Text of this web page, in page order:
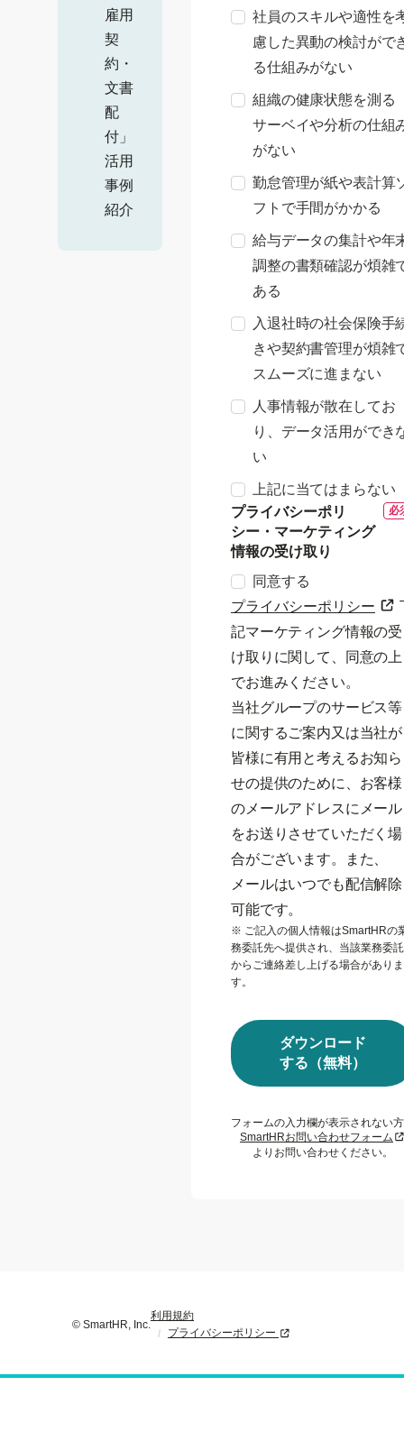
雇用
契
約・
文書
配
付」
活用
事例
紹介
社員のスキルや適性を
慮した異動の検討がで
る仕組みがない
組織の健康状態を測る
サーベイや分析の仕組
がない
勤怠管理が紙や表計算
フトで手間がかかる
給与データの集計や年
調整の書類確認が煩雑
ある
入退社時の社会保険手
きや契約書管理が煩雑
スムーズに進まない
人事情報が散在してお
り、データ活用ができ
い
上記に当てはまらない
プライバシーポリ
シー・マーケティング
情報の受け取り
同意する
プライバシーポリシー
記マーケティング情報の受
け取りに関して、同意の上
でお進みください。
当社グループのサービス等
に関するご案内又は当社が
皆様に有用と考えるお知ら
せの提供のために、お客様
のメールアドレスにメール
をお送りさせていただく場
合がございます。また、
メールはいつでも配信解除
可能です。
※ ご記入の個人情報はSmartHRの
務委託先へ提供され、当該業務委
からご連絡差し上げる場合がありま
す。
ダウンロード
する（無料）
フォームの入力欄が表示されない
SmartHRお問い合わせフォーム
よりお問い合わせください。
© SmartHR, Inc.
利用規約
プライバシーポリシー 新規タブまたはウィンド